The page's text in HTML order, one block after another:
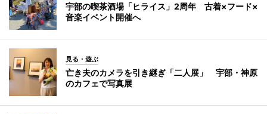
宇部の喫茶酒場「ヒライス」2周年 古着×フード×
音楽イベント開催へ
見る・遊ぶ
亡き夫のカメラを引き継ぎ「二人展」 宇部・神原
のカフェで写真展